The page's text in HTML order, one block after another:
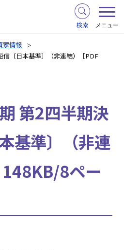
検索 メニュー
家情報
信〔日本基準〕（非連結）［PDF
第2四半期決
基準〕（非連
8ペー